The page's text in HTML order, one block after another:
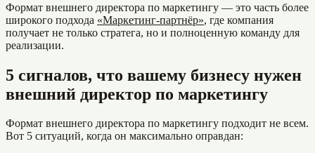
Формат внешнего директора по маркетингу — это часть более
широкого подхода «Маркетинг-партнёр», где компания
получает не только стратега, но и полноценную команду для
реализации.
5 сигналов, что вашему бизнесу нужен
внешний директор по маркетингу
Формат внешнего директора по маркетингу подходит не всем.
Вот 5 ситуаций, когда он максимально оправдан: